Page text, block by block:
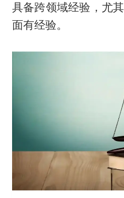
具备跨领域经验，尤
面有经验。